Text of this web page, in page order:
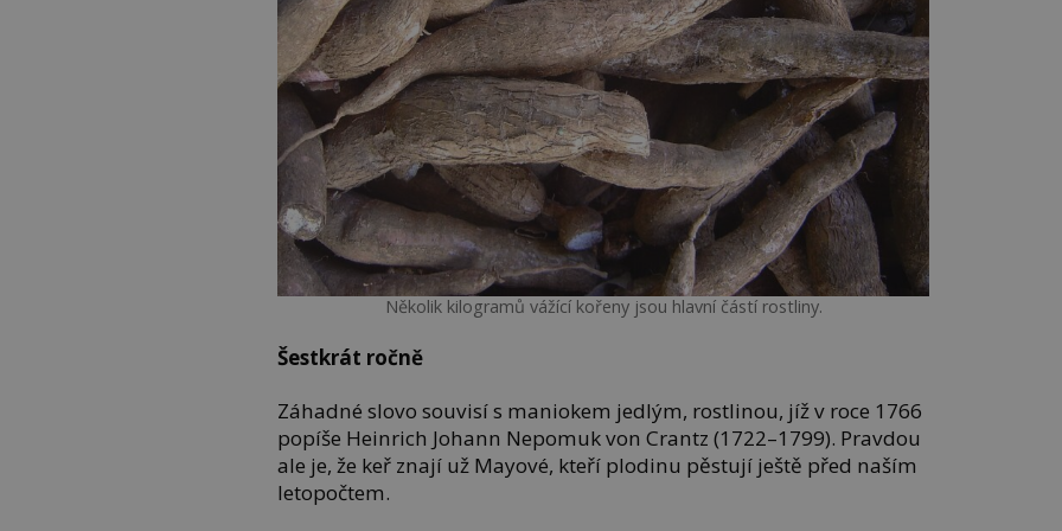
Několik kilogramů vážící kořeny jsou hlavní částí rostliny.
Šestkrát ročně
Záhadné slovo souvisí s maniokem jedlým, rostlinou, jíž v roce 1766
popíše Heinrich Johann Nepomuk von Crantz (1722–1799). Pravdou
ale je, že keř znají už Mayové, kteří plodinu pěstují ještě před naším
letopočtem.